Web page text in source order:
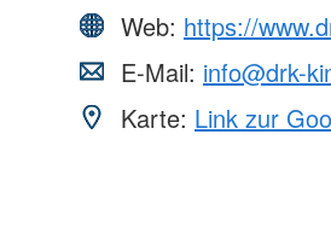
Web: https://
E-Mail: info@drk-
Karte: Link zur